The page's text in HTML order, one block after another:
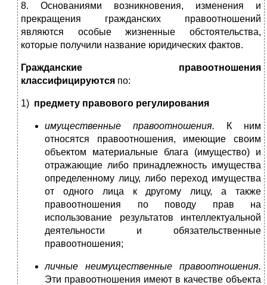
8. Основаниями возникновения, изменения и
прекращения гражданских правоотношений
являются особые жизненные обстоятельства,
которые получили название юридических фактов.
Гражданские правоотношения
классифицируются по:
1) предмету правового регулирования
имущественные правоотношения. К ним
относятся правоотношения, имеющие своим
объектом материальные блага (имущество) и
отражающие либо принадлежность имущества
определенному лицу, либо переход имущества
от одного лица к другому лицу, а также
правоотношения по поводу прав на
использование результатов интеллектуальной
деятельности и обязательственные
правоотношения;
личные неимущественные правоотношения.
Эти правоотношения имеют в качестве объекта